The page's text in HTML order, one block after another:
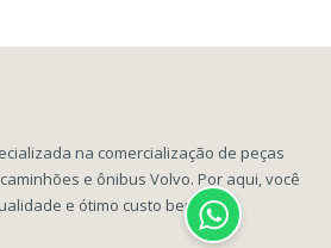
na comercialização de peças
e ônibus Volvo. Por aqui, você
e ótimo custo benefício!